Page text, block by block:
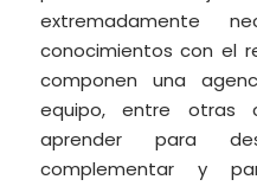
extremadamente
conocimientos con el
componen una
equipo, entre otras
aprender para
complementar y